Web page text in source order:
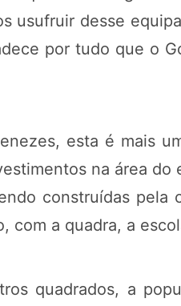
usufruir desse
por tudo que o
esta é mais
na área
construídas pela
com a quadra, a
quadrados, a